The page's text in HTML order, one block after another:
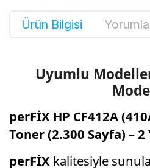
Ürün Bilgisi
Uyumlu
perFİX HP CF412A
Toner (2.300 Sayfa) –
perFİX kalitesiyle